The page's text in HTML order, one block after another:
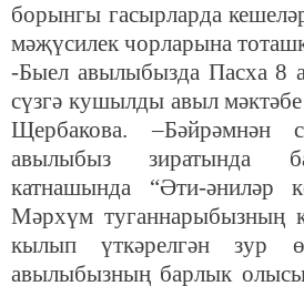
борынгы гасырларда
мәҗүсилек чорларына
-Быел авылыбызда Пасха 8
сүзгә кушылды авыл
Щербакова. –Бәйрәмнән
авылыбыз зиратында
катнашында “Әти-әниләр
Мәрхүм туганнарыбызның
кылып үткәрелгән зур
авылыбызның барлык